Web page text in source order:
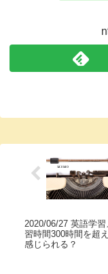
2020/06/27 英語学
習時間300時間を超
感じられる？